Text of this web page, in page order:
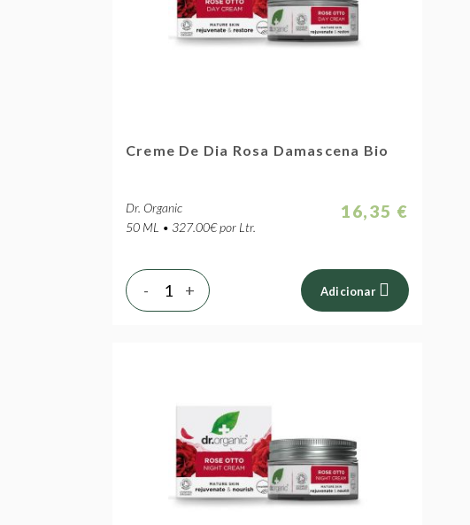
Creme De Dia Rosa Damascena Bio
Dr. Organic
50 ML • 327.00€ por Ltr.
16,35 €
+
- Adicionar